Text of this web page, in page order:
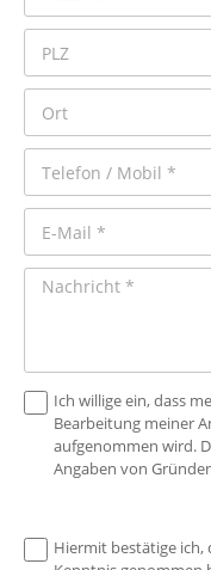
Ich willige ein, dass
Bearbeitung meiner
aufgenommen wird.
Angaben von
Hiermit bestätige ich,